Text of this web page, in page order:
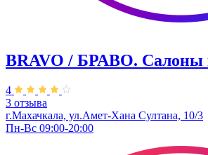
BRAVO / БРАВО. Салоны
4
3 отзыва
г.Махачкала, ул.Амет-Хана Султана, 10/3
Пн-Вс 09:00-20:00